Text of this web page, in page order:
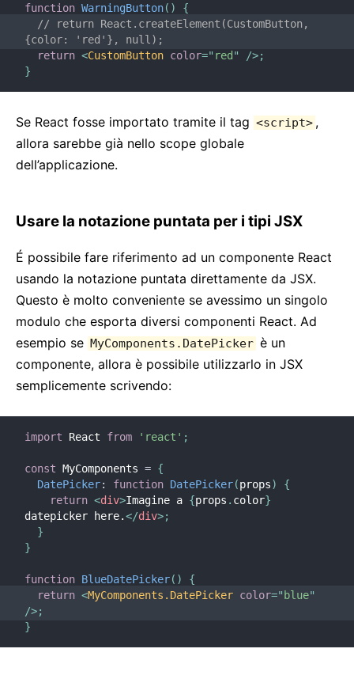
function WarningButton( )
{
// return React.createElement(CustomButton,
{color: 'red'}, null);
return <CustomButton color=" red " />;
}
Se React fosse importato tramite il tag <script> ,
allora sarebbe già nello scope globale
dell’applicazione.
Usare la notazione puntata per i tipi JSX
É possibile fare riferimento ad un componente React
usando la notazione puntata direttamente da JSX.
Questo è molto conveniente se avessimo un singolo
modulo che esporta diversi componenti React. Ad
esempio se MyComponents.DatePicker è un
componente, allora è possibile utilizzarlo in JSX
semplicemente scrivendo:
import React from 'react' ;
const MyComponents = {
DatePicker: function DatePicker(props)
{
return <div>Imagine a {props . color}
datepicker here.</div>;
}
}
function BlueDatePicker( )
{
return <MyComponents.DatePicker color=" blue"
/>;
}
5. Regole degli Hooks
6. Hooks Personalizzati
7. API di Riferimento degli Hooks
8. FAQ sugli Hooks
TESTING
Testing Overview
Testing Recipes
Come Contribuire
Panoramica sul Codice
Note sull'Implementazione
Principi di Design
Babel, JSX, e Build Steps
State dei Componenti
Stili e CSS
Struttura dei File
Regole di Versionamento